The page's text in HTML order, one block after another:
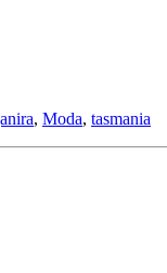
, Moda, tasmania